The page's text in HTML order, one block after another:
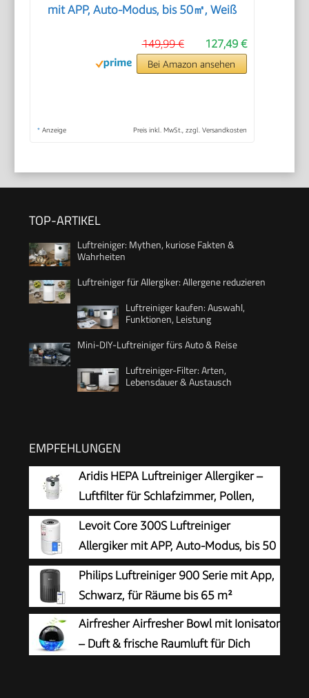
mit APP, Auto-Modus, bis 50㎡, Weiß
127,49 €
149,99 €
Bei Amazon ansehen
* Anzeige Preis inkl. MwSt., zzgl. Versandkosten
TOP-ARTIKEL
Luftreiniger: Mythen, kuriose Fakten &
Wahrheiten
Luftreiniger für Allergiker: Allergene reduzieren
Luftreiniger kaufen: Auswahl,
Funktionen, Leistung
Mini-DIY-Luftreiniger fürs Auto & Reise
Luftreiniger-Filter: Arten,
Lebensdauer & Austausch
EMPFEHLUNGEN
Aridis HEPA Luftreiniger Allergiker –
Luftfilter für Schlafzimmer, Pollen,
Allergien, Gerüche & Tierhaare, Air
Purifier mit Aromatherapie, 7,2W, 3
Geschwindigkeiten, Geräuscharm
Levoit Core 300S Luftreiniger
Allergiker mit APP, Auto-Modus, bis 50
㎡, Weiß
Philips Luftreiniger 900 Serie mit App,
Schwarz, für Räume bis 65 m²
Airfresher Airfresher Bowl mit Ionisator
– Duft & frische Raumluft für Dich